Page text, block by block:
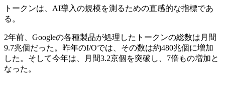
トークンは、AI導入の規模を測るための直感的な指標であ
る。
2年前、Googleの各種製品が処理したトークンの総数は月間
9.7兆個だった。昨年のI/Oでは、その数は約480兆個に増加
した。そして今年は、月間3.2京個を突破し、7倍もの増加と
なった。